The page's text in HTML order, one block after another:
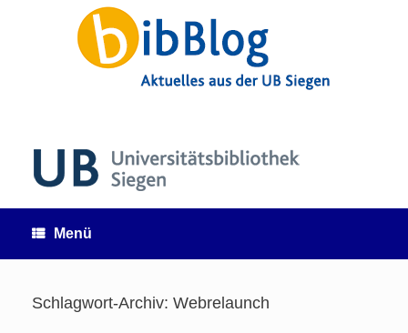
Menü
Schlagwort-Archiv: Webrelaunch